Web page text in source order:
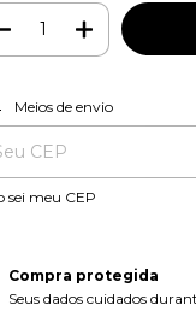
para o CEP:
Meios de envio
sei meu CEP
Compra protegida
Seus dados cuidados